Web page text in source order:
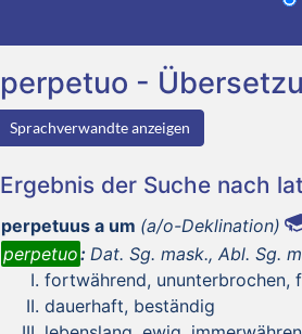
perpetuo -
Sprachverwandte anzeigen
Ergebnis der Suche nach
perpetuus a um (a/o-Deklination)
perpetuo: Dat. Sg. mask., Abl. Sg.
fortwährend, ununterbrochen,
dauerhaft, beständig